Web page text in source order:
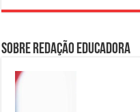
Sobre Redação Educadora